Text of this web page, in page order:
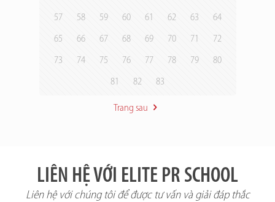
57 58 59 60 61 62 63 64
65 66 67 68 69 70 71 72
73 74 75 76 77 78 79 80
81 82 83
Trang sau
LIÊN HỆ VỚI ELITE PR SCHOOL
Liên hệ với chúng tôi để được tư vấn và giải đáp thắc